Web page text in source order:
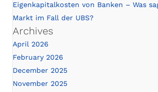
Eigenkapitalkosten von Banken – Was
Markt im Fall der UBS?
Archives
April 2026
February 2026
December 2025
November 2025